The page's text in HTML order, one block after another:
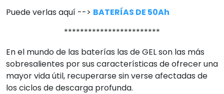
Puede verlas aquí --> BATERÍAS DE 50Ah
************************
En el mundo de las baterías las de GEL son las más
sobresalientes por sus características de ofrecer una
mayor vida útil, recuperarse sin verse afectadas de
los ciclos de descarga profunda.